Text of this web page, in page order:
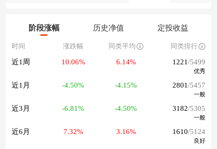
阶段涨幅 历史净值 定投收益
时间 涨跌幅 同类平均 同类排行
近1周 10.06% 6.14% 1221/5499
优秀
近1月 -4.50% -4.15% 2801/5457
一般
近3月 -6.81% -4.50% 3182/5305
一般
近6月 7.32% 3.16% 1610/5124
良好